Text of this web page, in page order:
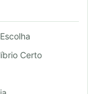
Certo